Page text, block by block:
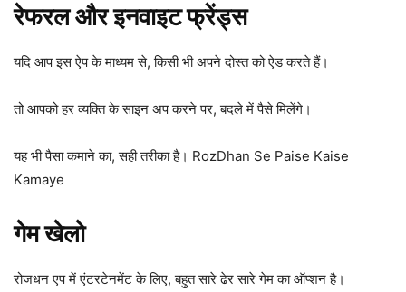
रेफरल और इनवाइट फ्रेंड्स
यदि आप इस ऐप के माध्यम से, किसी भी अपने दोस्त को ऐड करते हैं।
तो आपको हर व्यक्ति के साइन अप करने पर, बदले में पैसे मिलेंगे।
यह भी पैसा कमाने का, सही तरीका है। RozDhan Se Paise Kaise
Kamaye
गेम खेलो
रोजधन एप में एंटरटेनमेंट के लिए, बहुत सारे ढेर सारे गेम का ऑप्शन है।